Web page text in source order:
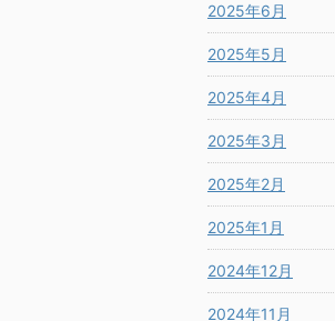
2025年6月
2025年5月
2025年4月
2025年3月
2025年2月
2025年1月
2024年12月
2024年11月